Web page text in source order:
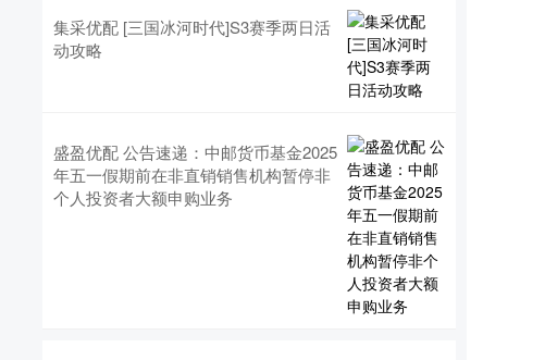
集采优配 [三国冰河时代]S3赛季两日活
动攻略
盛盈优配 公告速递：中邮货币基金2025
年五一假期前在非直销销售机构暂停非
个人投资者大额申购业务